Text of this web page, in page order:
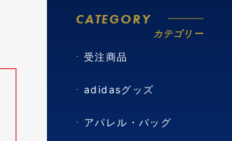
CATEGORY
カテゴリー
受注商品
adidasグッズ
アパレル・バッグ